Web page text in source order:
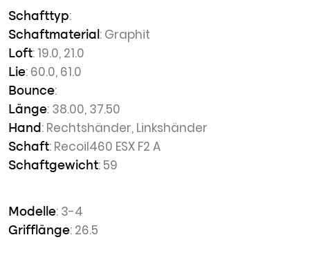
Schafttyp:
Schaftmaterial : Graphit
Loft: 19.0, 21.0
Lie: 60.0, 61.0
Bounce:
Länge: 38.00, 37.50
Hand : Rechtshänder, Linkshänder
Schaft: Recoil460 ESX F2 A
Schaftgewicht: 59
Modelle: 3-4
Grifflänge: 26.5